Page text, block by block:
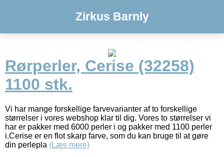
Zirkus Barnly
Rørperler, Cerise (32258)
1100 stk.
Vi har mange forskellige farvevarianter af to forskellige
størrelser i vores webshop klar til dig. Vores to størrelser vi
har er pakker med 6000 perler i og pakker med 1100 perler
i.Cerise er en flot skarp farve, som du kan bruge til at gøre
din perlepla (Læs mere)